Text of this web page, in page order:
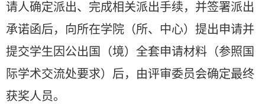
请人确定派出、完成相关派出手续，并签署派出
承诺函后，向所在学院（所、中心）提出申请并
提交学生因公出国（境）全套申请材料（参照国
际学术交流处要求）后，由评审委员会确定最终
获奖人员。